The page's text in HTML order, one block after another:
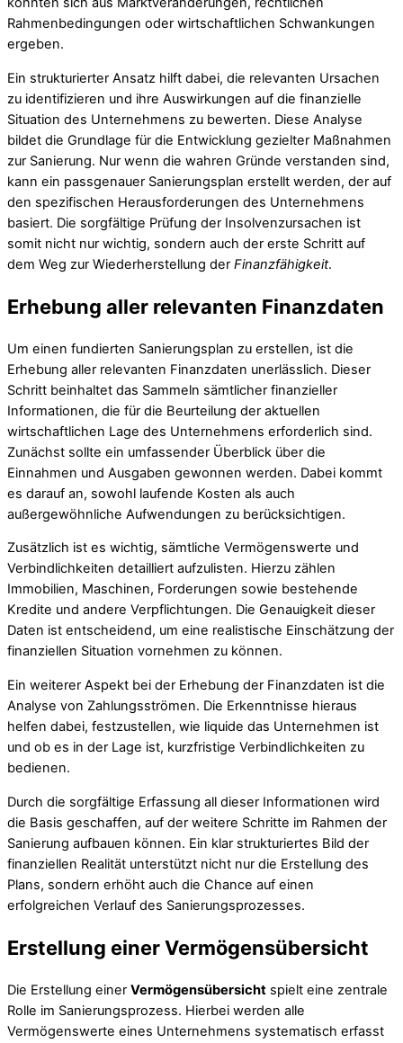
Rahmenbedingungen oder wirtschaftlichen Schwankungen
ergeben.
Ein strukturierter Ansatz hilft dabei, die relevanten Ursachen
zu identifizieren und ihre Auswirkungen auf die finanzielle
Situation des Unternehmens zu bewerten. Diese Analyse
bildet die Grundlage für die Entwicklung gezielter Maßnahmen
zur Sanierung. Nur wenn die wahren Gründe verstanden sind,
kann ein passgenauer Sanierungsplan erstellt werden, der auf
den spezifischen Herausforderungen des Unternehmens
basiert. Die sorgfältige Prüfung der Insolvenzursachen ist
somit nicht nur wichtig, sondern auch der erste Schritt auf
dem Weg zur Wiederherstellung der Finanzfähigkeit.
Erhebung aller relevanten Finanzdaten
Um einen fundierten Sanierungsplan zu erstellen, ist die
Erhebung aller relevanten Finanzdaten unerlässlich. Dieser
Schritt beinhaltet das Sammeln sämtlicher finanzieller
Informationen, die für die Beurteilung der aktuellen
wirtschaftlichen Lage des Unternehmens erforderlich sind.
Zunächst sollte ein umfassender Überblick über die
Einnahmen und Ausgaben gewonnen werden. Dabei kommt
es darauf an, sowohl laufende Kosten als auch
außergewöhnliche Aufwendungen zu berücksichtigen.
Zusätzlich ist es wichtig, sämtliche Vermögenswerte und
Verbindlichkeiten detailliert aufzulisten. Hierzu zählen
Immobilien, Maschinen, Forderungen sowie bestehende
Kredite und andere Verpflichtungen. Die Genauigkeit dieser
Daten ist entscheidend, um eine realistische Einschätzung der
finanziellen Situation vornehmen zu können.
Ein weiterer Aspekt bei der Erhebung der Finanzdaten ist die
Analyse von Zahlungsströmen. Die Erkenntnisse hieraus
helfen dabei, festzustellen, wie liquide das Unternehmen ist
und ob es in der Lage ist, kurzfristige Verbindlichkeiten zu
bedienen.
Durch die sorgfältige Erfassung all dieser Informationen wird
die Basis geschaffen, auf der weitere Schritte im Rahmen der
Sanierung aufbauen können. Ein klar strukturiertes Bild der
finanziellen Realität unterstützt nicht nur die Erstellung des
Plans, sondern erhöht auch die Chance auf einen
erfolgreichen Verlauf des Sanierungsprozesses.
Erstellung einer Vermögensübersicht
Die Erstellung einer Vermögensübersicht spielt eine zentrale
Rolle im Sanierungsprozess. Hierbei werden alle
Vermögenswerte eines Unternehmens systematisch erfasst